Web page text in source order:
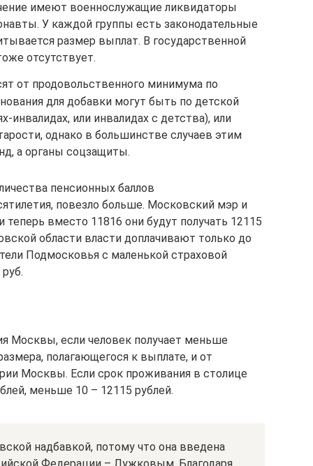
имеют военнослужащие ликвидаторы
У каждой группы есть законодательные
размер выплат. В государственной
отсутствует.
от продовольственного минимума по
для добавки могут быть по детской
инвалидах, или инвалидах с детства), или
однако в большинстве случаев этим
а органы соцзащиты.
пенсионных баллов
повезло больше. Московский мэр и
теперь вместо 11816 они будут получать 12115
области власти доплачивают только до
Подмосковья с маленькой страховой
Москвы, если человек получает меньше
полагающегося к выплате, и от
Москвы. Если срок проживания в столице
меньше 10 – 12115 рублей.
надбавкой, потому что она введена